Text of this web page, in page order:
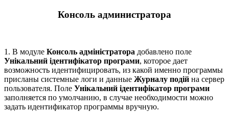
Консоль администратора
1. В модуле Консоль адміністратора добавлено поле
Унікальний ідентифікатор програми, которое дает
возможность идентифицировать, из какой именно программы
присланы системные логи и данные Журналу подій на сервер
пользователя. Поле Унікальний ідентифікатор програми
заполняется по умолчанию, в случае необходимости можно
задать идентификатор программы вручную.